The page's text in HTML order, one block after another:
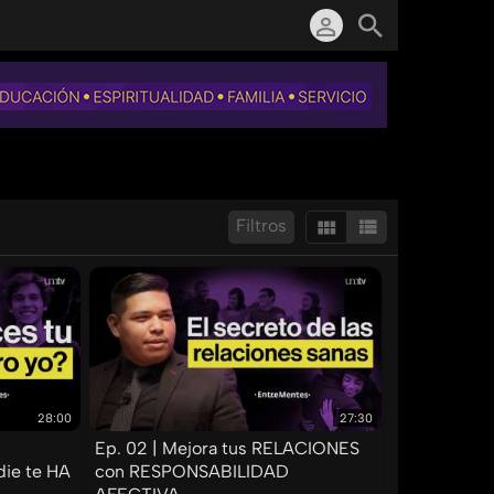
Filtros
Resultados/Pág.:
28:00
te HA
27:30
Ep. 02 | Mejora tus RELACIONES
con RESPONSABILIDAD